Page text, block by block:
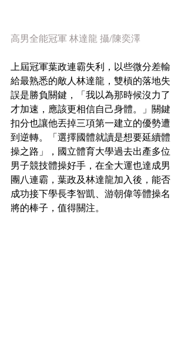
高男全能冠軍 林達龍 攝/陳奕澤
上屆冠軍葉政連霸失利，以些微分差輸
給最熟悉的敵人林達龍，雙槓的落地失
誤是勝負關鍵，「我以為那時候沒力了
才加速，應該更相信自己身體。」關鍵
扣分也讓他丟掉三項第一建立的優勢遭
到逆轉。「選擇國體就讀是想要延續體
操之路」，國立體育大學過去出產多位
男子競技體操好手，在全大運也達成男
團八連霸，葉政及林達龍加入後，能否
成功接下學長李智凱、游朝偉等體操名
將的棒子，值得關注。